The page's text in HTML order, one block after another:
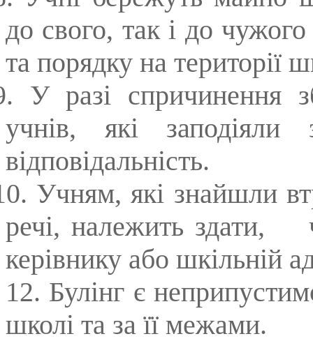
до свого, так і до
та порядку на території
У разі спричинення
учнів, які заподіяли
відповідальність.
Учням, які знайшли
речі, належить здати,
керівнику або шкільній
12. Булінг є
школі та за її межами.